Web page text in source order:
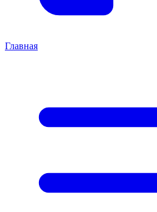
Главная